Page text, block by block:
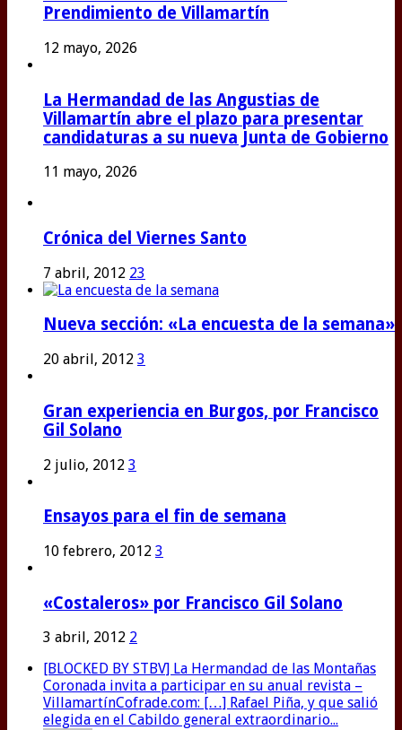
Prendimiento de Villamartín
12 mayo, 2026
La Hermandad de las Angustias de
Villamartín abre el plazo para presentar
candidaturas a su nueva Junta de Gobierno
11 mayo, 2026
Crónica del Viernes Santo
7 abril, 2012 23
Nueva sección: «La encuesta de la semana»
20 abril, 2012 3
Gran experiencia en Burgos, por Francisco
Gil Solano
2 julio, 2012 3
Ensayos para el fin de semana
10 febrero, 2012 3
«Costaleros» por Francisco Gil Solano
3 abril, 2012 2
[BLOCKED BY STBV] La Hermandad de las Montañas
Coronada invita a participar en su anual revista –
VillamartínCofrade.com: […] Rafael Piña, y que salió
elegida en el Cabildo general extraordinario...